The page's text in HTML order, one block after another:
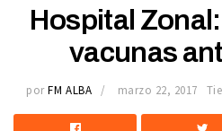
Hospital
vacunas
por FM ALBA marzo 22, 2017